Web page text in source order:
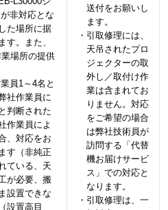
非対応とな
た場所に据
す。また、
場所の提供
員1～4名と
社作業員に
判断された
作業員によ
、対応をお
す（非純正
ている、天
が必要、搬
設置できな
設置高目
送付をお願いし
ます。
・引取修理には、
天吊されたプロ
ジェクターの取
外し／取付け作
業は含まれてお
りません。対応
をご希望の場合
は弊社技術員が
訪問する「代替
機お届けサービ
ス」での対応と
なります。
・引取修理は、一